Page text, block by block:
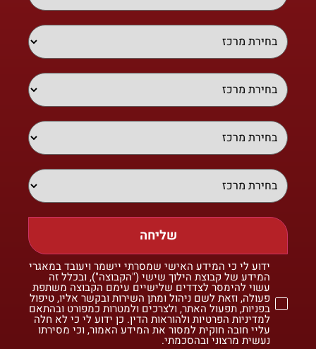
שליחה
ידוע לי כי המידע האישי שמסרתי יישמר ויעובד במאגרי
המידע של קבוצת הילוך שישי ("הקבוצה"), ובכלל זה
עשוי להימסר לצדדים שלישיים עימם הקבוצה משתפת
פעולה, וזאת לשם ניהול ומתן השירות ובקשר אליו, טיפול
בפניות, תפעול האתר, ולצרכים ולמטרות כמפורט ובהתאם
למדיניות הפרטיות ולהוראות הדין. כן ידוע לי כי לא חלה
עליי חובה חוקית למסור את המידע האמור, וכי מסירתו
נעשית מרצוני ובהסכמתי.